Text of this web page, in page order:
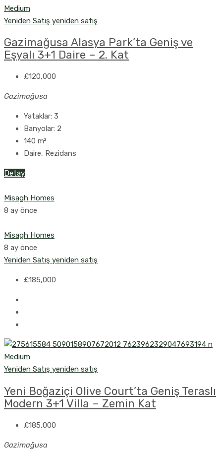
Yeniden Satış yeniden satış
Gazimağusa Alasya Park’ta Geniş ve
Eşyalı 3+1 Daire – 2. Kat
£120,000
Gazimağusa
Yataklar: 3
Banyolar: 2
140 m²
Daire, Rezidans
Detay
Misagh Homes
8 ay önce
Misagh Homes
8 ay önce
Yeniden Satış yeniden satış
£185,000
Yeniden Satış yeniden satış
Yeni Boğaziçi Olive Court’ta Geniş Teraslı
Modern 3+1 Villa – Zemin Kat
£185,000
Gazimağusa